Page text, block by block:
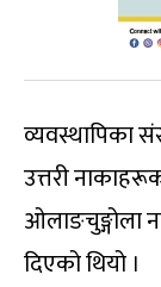
व्यवस्थापिका
उत्तरी
ओलाङचुङ्गोला
दिएको थियो ।